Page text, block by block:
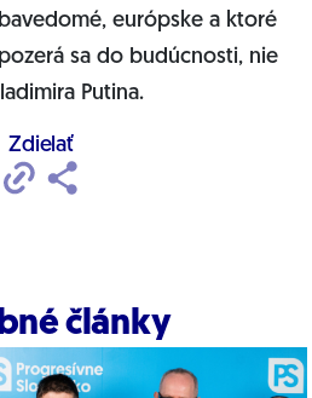
európske a ktoré
sa do budúcnosti, nie
Putina.
Zdielať
články